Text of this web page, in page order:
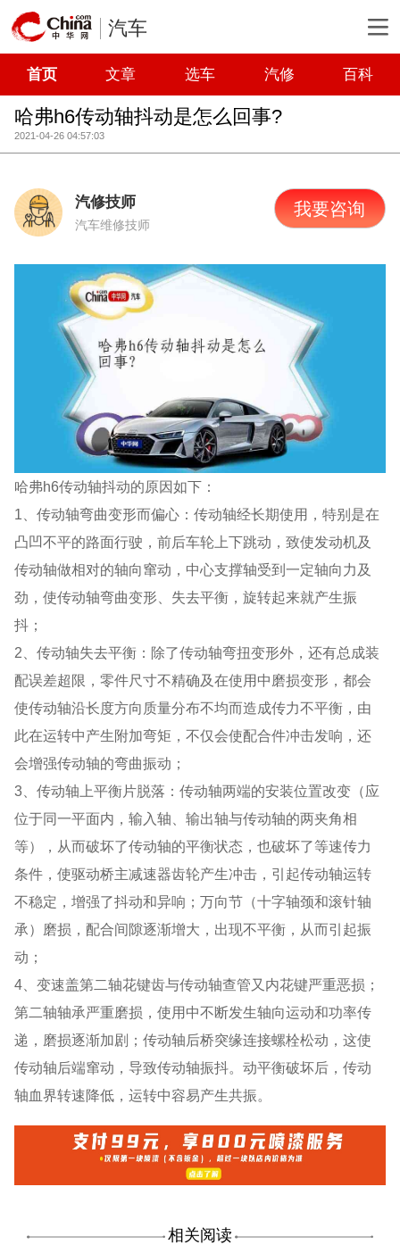
汽车
首页 文章 选车 汽修 百科
哈弗h6传动轴抖动是怎么回事?
2021-04-26 04:57:03
汽修技师
汽车维修技师
我要咨询
哈弗h6传动轴抖动的原因如下：
1、传动轴弯曲变形而偏心：传动轴经长期使用，特别是在
凸凹不平的路面行驶，前后车轮上下跳动，致使发动机及
传动轴做相对的轴向窜动，中心支撑轴受到一定轴向力及
劲，使传动轴弯曲变形、失去平衡，旋转起来就产生振
抖；
2、传动轴失去平衡：除了传动轴弯扭变形外，还有总成装
配误差超限，零件尺寸不精确及在使用中磨损变形，都会
使传动轴沿长度方向质量分布不均而造成传力不平衡，由
此在运转中产生附加弯矩，不仅会使配合件冲击发响，还
会增强传动轴的弯曲振动；
3、传动轴上平衡片脱落：传动轴两端的安装位置改变（应
位于同一平面内，输入轴、输出轴与传动轴的两夹角相
等），从而破坏了传动轴的平衡状态，也破坏了等速传力
条件，使驱动桥主减速器齿轮产生冲击，引起传动轴运转
不稳定，增强了抖动和异响；万向节（十字轴颈和滚针轴
承）磨损，配合间隙逐渐增大，出现不平衡，从而引起振
动；
4、变速盖第二轴花键齿与传动轴查管又内花键严重恶损；
第二轴轴承严重磨损，使用中不断发生轴向运动和功率传
递，磨损逐渐加剧；传动轴后桥突缘连接螺栓松动，这使
传动轴后端窜动，导致传动轴振抖。动平衡破坏后，传动
轴血界转速降低，运转中容易产生共振。
相关阅读